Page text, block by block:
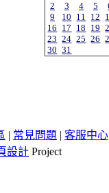
2 3 4 5
9
10 11 12
16 17 18 19
23 24 25 26
30 31
| 常見問題 | 客服中心
設計 Project